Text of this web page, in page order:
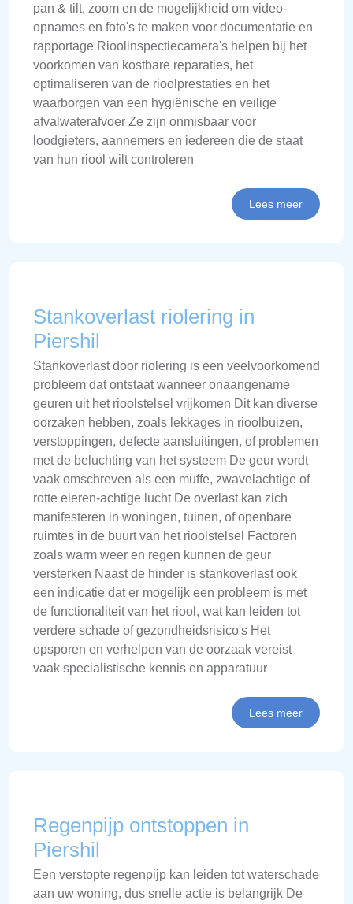
pan & tilt, zoom en de mogelijkheid om video-
opnames en foto's te maken voor documentatie en
rapportage Rioolinspectiecamera's helpen bij het
voorkomen van kostbare reparaties, het
optimaliseren van de rioolprestaties en het
waarborgen van een hygiënische en veilige
afvalwaterafvoer Ze zijn onmisbaar voor
loodgieters, aannemers en iedereen die de staat
van hun riool wilt controleren
Lees meer
Stankoverlast riolering in
Piershil
Stankoverlast door riolering is een veelvoorkomend
probleem dat ontstaat wanneer onaangename
geuren uit het rioolstelsel vrijkomen Dit kan diverse
oorzaken hebben, zoals lekkages in rioolbuizen,
verstoppingen, defecte aansluitingen, of problemen
met de beluchting van het systeem De geur wordt
vaak omschreven als een muffe, zwavelachtige of
rotte eieren-achtige lucht De overlast kan zich
manifesteren in woningen, tuinen, of openbare
ruimtes in de buurt van het rioolstelsel Factoren
zoals warm weer en regen kunnen de geur
versterken Naast de hinder is stankoverlast ook
een indicatie dat er mogelijk een probleem is met
de functionaliteit van het riool, wat kan leiden tot
verdere schade of gezondheidsrisico's Het
opsporen en verhelpen van de oorzaak vereist
vaak specialistische kennis en apparatuur
Lees meer
Regenpijp ontstoppen in
Piershil
Een verstopte regenpijp kan leiden tot waterschade
aan uw woning, dus snelle actie is belangrijk De